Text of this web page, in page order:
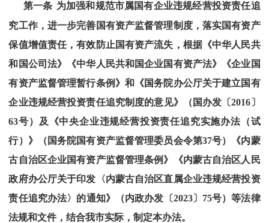
第一条 为加强和规范市属国有企业违规经营投资责任追
究工作，进一步完善国有资产监督管理制度，落实国有资产
保值增值责任，有效防止国有资产流失，根据《中华人民共
和国公司法》《中华人民共和国企业国有资产法》《企业国
有资产监督管理暂行条例》和《国务院办公厅关于建立国有
企业违规经营投资责任追究制度的意见》
（国办发〔2016 〕
63号） 及
《中央企业违规经营投资责任追究实施办法（试
行）》（国务院国有资产监督管理委员会令第37号）《内蒙
古自治区企业国有资产监督管理条例》《内蒙古自治区人民
政府办公厅关于印发 〈内蒙古自治区直属企业违规经营投资
责任追究办法〉的通知》（内政办发〔2023〕 75号）等法律
法规和文件，结合我市实际，制定本办法。